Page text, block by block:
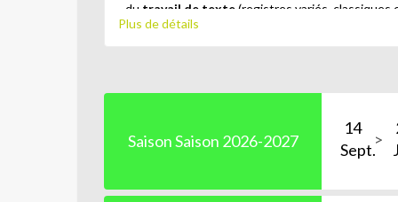
- du travail de texte (registres variés, classiques
Ils jouent, au travers de personnages, à faire
Plus de détails
Saison Saison 2026-2027
14
Sept.